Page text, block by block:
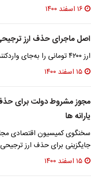
۱۶ اسفند ۱۴۰۰
اصل ماجرای حذف ارز
ارز ۴۲۰۰ تومانی را به‌جای واردکننده به مصرف‌کننده واقعی بدهد.
۱۵ اسفند ۱۴۰۰
مجوز مشروط دولت برای
یارانه ها
سخنگوی کمیسیون اقتصادی
جایگزینی برای حذف ارز
۱۵ اسفند ۱۴۰۰